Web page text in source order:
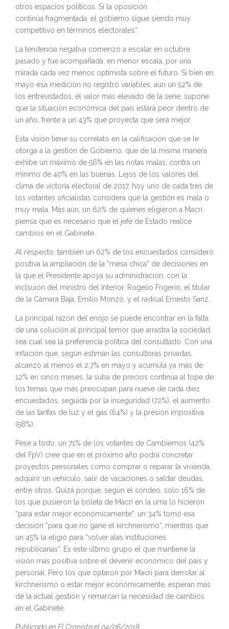
otros espacios políticos. Si la oposición
continúa fragmentada, el gobierno sigue siendo muy
competitivo en términos electorales”.
La tendencia negativa comenzó a escalar en octubre
pasado y fue acompañada, en menor escala, por una
mirada cada vez menos optimista sobre el futuro. Si bien en
mayo esa medición no registró variables, aún un 52% de
los entrevistados, el valor más elevado de la serie; supone
que la situación económica del país estará peor dentro de
un año, frente a un 43% que proyecta que será mejor.
Esta visión tiene su correlato en la calificación que se le
otorga a la gestión de Gobierno, que de la misma manera
exhibe un máximo de 56% en las notas malas, contra un
mínimo de 40% en las buenas. Lejos de los valores del
clima de victoria electoral de 2017, hoy uno de cada tres de
los votantes oficialistas considera que la gestión es mala o
muy mala. Más aún, un 62% de quienes eligieron a Macri
piensa que es necesario que el jefe de Estado realice
cambios en el Gabinete.
Al respecto, también un 62% de los encuestados consideró
positiva la ampliación de la “mesa chica” de decisiones en
la que el Presidente apoya su administración, con la
inclsuión del ministro del Interior, Rogelio Frigerio; el titular
de la Cámara Baja, Emilio Monzó, y el radical Ernesto Sanz.
La principal razón del enojo se puede encontrar en la falta
de una solución al principal temor que arrastra la sociedad,
sea cual sea la preferencia política del consultado. Con una
inflación que, según estiman las consultoras privadas,
alcanzó al menos el 2,7% en mayo y acumula ya más de
12% en cinco meses, la suba de precios continúa al tope de
los temas que más preocupan para nueve de cada diez
encuestados, seguida por la inseguridad (72%), el aumento
de las tarifas de luz y el gas (64%) y la presión impositiva
(58%).
Pese a todo, un 71% de los votantes de Cambiemos (42%
del FpV) cree que en el próximo año podrá concretar
proyectos personales como comprar o reparar la vivienda,
adquirir un vehículo, salir de vacaciones o saldar deudas,
entre otros. Quizá porque, según el sondeo, solo 16% de
los que pusieron la boleta de Macri en la urna lo hicieron
“para estar mejor económicamente”, un 34% tomó esa
decisión “para que no gane el kirchnerismo”, mientras que
un 45% la eligió para “volver alas instituciones
republicanas”. Es este último grupo el que mantiene la
visión más positiva sobre el devenir económico del país y
personal. Pero los que optaron por Macri para derrotar al
kirchnerismo o estar mejor económicamente, esperan más
de la actual gestión y remarcan la necesidad de cambios
en el Gabinete.
Publicado en El Cronista el 04/06/2018